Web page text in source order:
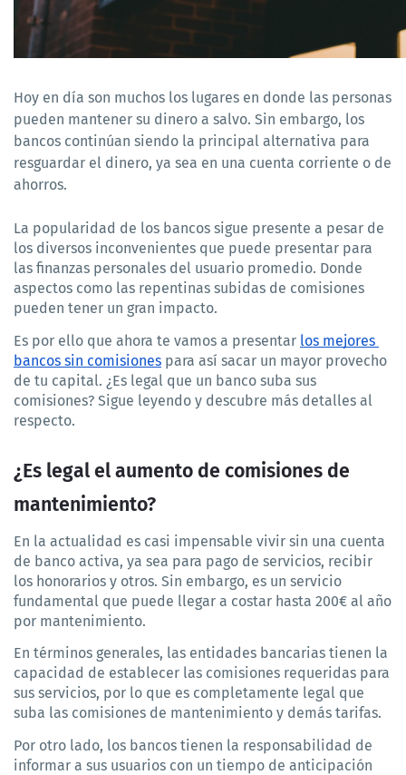
Hoy en día son muchos los lugares en donde las personas
pueden mantener su dinero a salvo. Sin embargo, los
bancos continúan siendo la principal alternativa para
resguardar el dinero, ya sea en una cuenta corriente o de
ahorros.
La popularidad de los bancos sigue presente a pesar de
los diversos inconvenientes que puede presentar para
las finanzas personales del usuario promedio. Donde
aspectos como las repentinas subidas de comisiones
pueden tener un gran impacto.
Es por ello que ahora te vamos a presentar los mejores
bancos sin comisiones para así sacar un mayor provecho
de tu capital. ¿Es legal que un banco suba sus
comisiones? Sigue leyendo y descubre más detalles al
respecto.
¿Es legal el aumento de comisiones de
mantenimiento?
En la actualidad es casi impensable vivir sin una cuenta
de banco activa, ya sea para pago de servicios, recibir
los honorarios y otros. Sin embargo, es un servicio
fundamental que puede llegar a costar hasta 200€ al año
por mantenimiento.
En términos generales, las entidades bancarias tienen la
capacidad de establecer las comisiones requeridas para
sus servicios, por lo que es completamente legal que
suba las comisiones de mantenimiento y demás tarifas.
Por otro lado, los bancos tienen la responsabilidad de
informar a sus usuarios con un tiempo de anticipación